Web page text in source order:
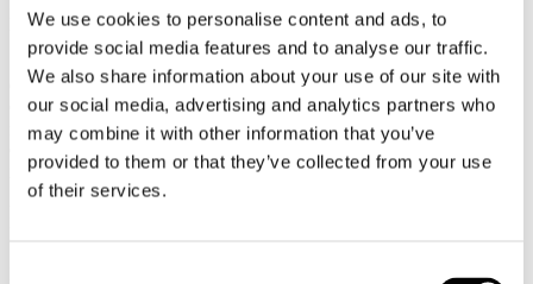
We use cookies to personalise content and ads, to
provide social media features and to analyse our traffic.
We also share information about your use of our site with
our social media, advertising and analytics partners who
may combine it with other information that you’ve
provided to them or that they’ve collected from your use
of their services.
B.1. Società partecipate dalla PA: parti correlate e indipendenza
Sindaci
C. VARIE
C.1. Accordi per l’innovazione: presentazione domande fino al 18
febbraio 2026
C.2. UE - Sostenibilità: semplificazione per l’informativa delle
imprese